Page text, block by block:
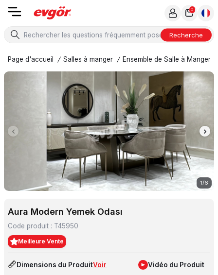
Recherche
0
Page d'accueil / Salles à manger / Ensemble de Salle à Manger
1/6
Aura Modern Yemek Odası
Code produit : T45950
Meilleure Vente
Dimensions du ProduitVoir Vidéo du Produit